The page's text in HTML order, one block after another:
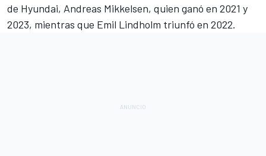
de Hyundai, Andreas Mikkelsen, quien ganó en 2021 y
2023, mientras que Emil Lindholm triunfó en 2022.